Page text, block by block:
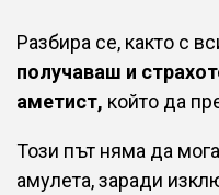
Разбира се, както с
получаваш и
аметист, който да
Този път няма да
амулета, заради